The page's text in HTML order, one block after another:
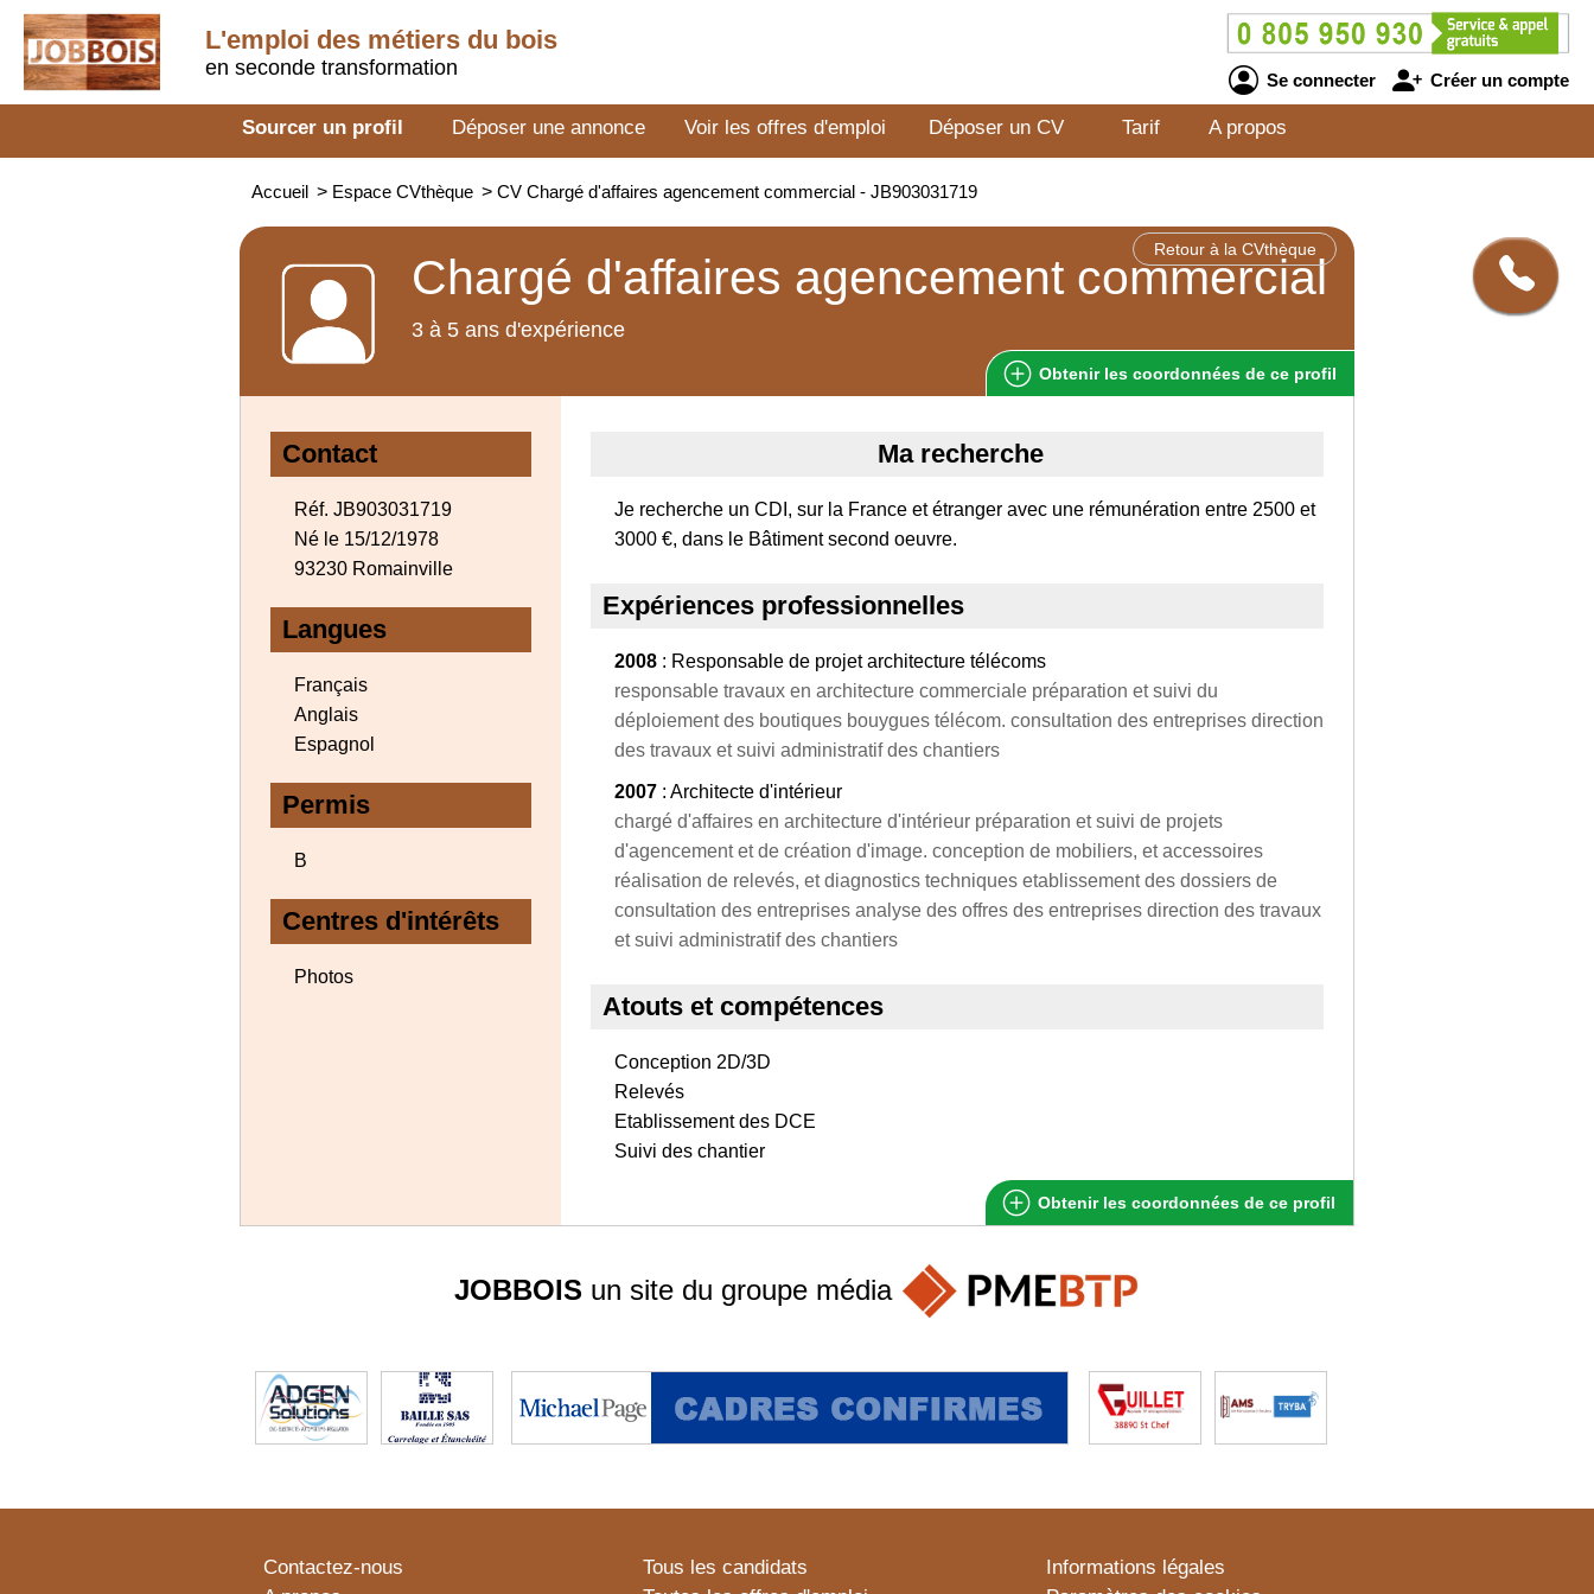
L'emploi des métiers du bois
en seconde transformation
Se connecter Créer un compte
Sourcer un profil Déposer une annonce Voir les offres d'emploi Déposer un CV Tarif A propos
Accueil > Espace CVthèque > CV Chargé d'affaires agencement commercial - JB903031719
Retour à la CVthèque
Chargé d'affaires agencement commercial
3 à 5 ans d'expérience
Obtenir les coordonnées de ce profil
Contact
Réf. JB903031719
Né le 15/12/1978
93230 Romainville
Langues
Français
Anglais
Espagnol
Permis
B
Centres d'intérêts
Photos
Ma recherche
Je recherche un CDI, sur la France et étranger avec une rémunération entre 2500 et
3000 €, dans le Bâtiment second oeuvre.
Expériences professionnelles
2008 : Responsable de projet architecture télécoms
responsable travaux en architecture commerciale préparation et suivi du
déploiement des boutiques bouygues télécom. consultation des entreprises direction
des travaux et suivi administratif des chantiers
2007 : Architecte d'intérieur
chargé d'affaires en architecture d'intérieur préparation et suivi de projets
d'agencement et de création d'image. conception de mobiliers, et accessoires
réalisation de relevés, et diagnostics techniques etablissement des dossiers de
consultation des entreprises analyse des offres des entreprises direction des travaux
et suivi administratif des chantiers
Atouts et compétences
Conception 2D/3D
Relevés
Etablissement des DCE
Suivi des chantier
Obtenir les coordonnées de ce profil
JOBBOIS un site du groupe média
Contactez-nous
Tous les candidats
Informations légales